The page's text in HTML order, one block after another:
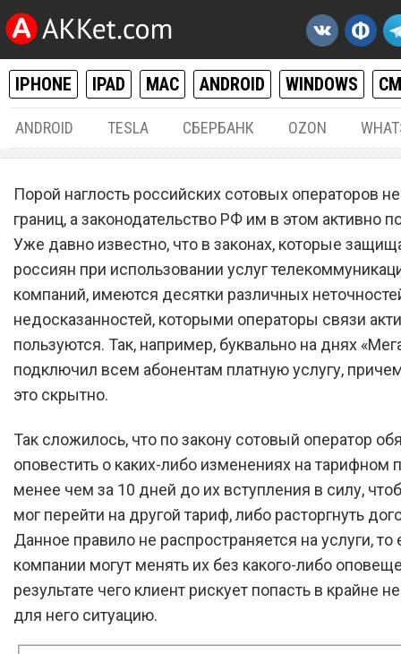
IPHONE IPAD MAC ANDROID WINDOWS
ANDROID TESLA СБЕРБАНК OZON
Всем абонентам сотового
оператора «МегаФон»
подключили платную
Порой наглость российских сотовых операторов
границ, а законодательство РФ им в этом активно
Уже давно известно, что в законах, которые
россиян при использовании услуг
компаний, имеются десятки различных
недосказанностей, которыми операторы связи
пользуются. Так, например, буквально на днях
подключил всем абонентам платную услугу,
это скрытно.
Так сложилось, что по закону сотовый оператор
оповестить о каких-либо изменениях на тарифном
менее чем за 10 дней до их вступления в силу,
мог перейти на другой тариф, либо расторгнуть
Данное правило не распространяется на услуги, то
компании могут менять их без какого-либо
результате чего клиент рискует попасть в крайне
для него ситуацию.